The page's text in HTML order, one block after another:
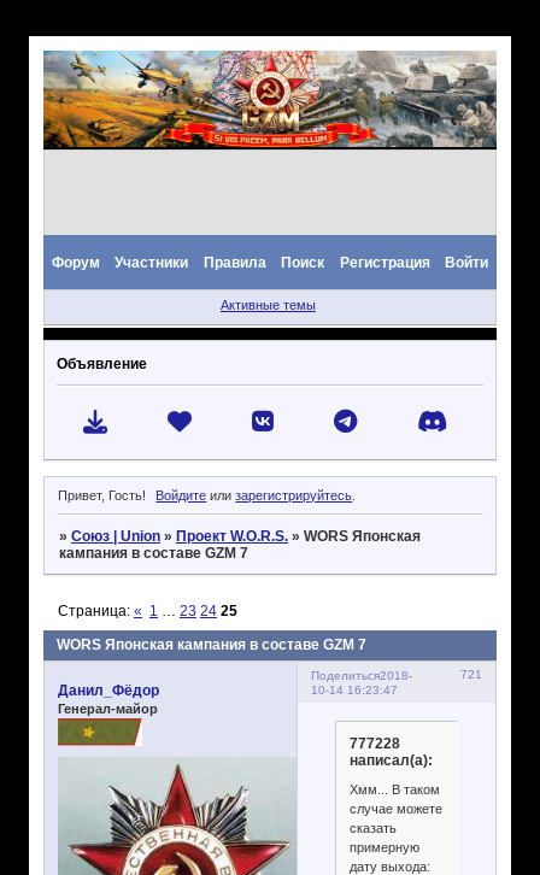
Форум Участники Правила Поиск Регистрация Войти
Активные темы
Объявление
Привет, Гость! Войдите илизарегистрируйтесь
» Союз | Union » Проект W.O.R.S. » WORS Японская
кампания в составе GZM 7
WORS Японская кампания в составе GZM 7
Страница: « 1 23 24 25
Поделиться 721
2018-
10-14 16:23:47
Данил_Фёдор
Генерал-майор
777228
написал(а):
Хмм... В таком
случае можете
сказать
примерную
дату выхода: